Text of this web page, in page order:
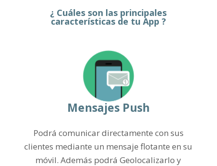
¿ Cuáles son las principales
características de tu App ?
Mensajes Push
Podrá comunicar directamente con sus
clientes mediante un mensaje flotante en su
móvil. Además podrá Geolocalizarlo y